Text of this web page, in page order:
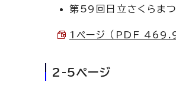
第59回日立さくらまつ
1ページ （PDF
2-5ページ